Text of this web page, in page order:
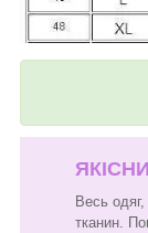
Весь
тканин.